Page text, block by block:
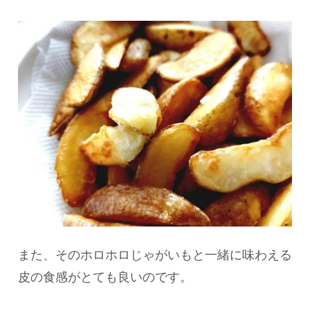
また、そのホロホロじゃがいもと一緒に味わえる
皮の食感がとても良いのです。